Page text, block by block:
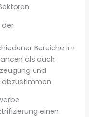
der
Bereiche im
als auch
und
einen